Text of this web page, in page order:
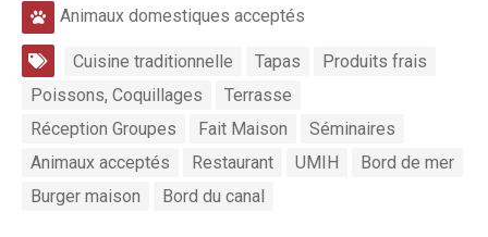
Animaux domestiques acceptés
Cuisine traditionnelle Tapas
Produits frais
Poissons, Coquillages
Terrasse
Réception Groupes
Fait Maison
Séminaires
Animaux acceptés
Restaurant UMIH
Bord de mer
Burger maison
Bord du canal